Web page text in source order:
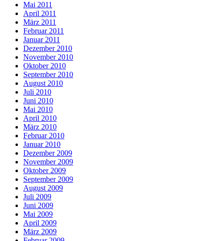
Mai 2011
April 2011
März 2011
Februar 2011
Januar 2011
Dezember 2010
November 2010
Oktober 2010
September 2010
August 2010
Juli 2010
Juni 2010
Mai 2010
April 2010
März 2010
Februar 2010
Januar 2010
Dezember 2009
November 2009
Oktober 2009
September 2009
August 2009
Juli 2009
Juni 2009
Mai 2009
April 2009
März 2009